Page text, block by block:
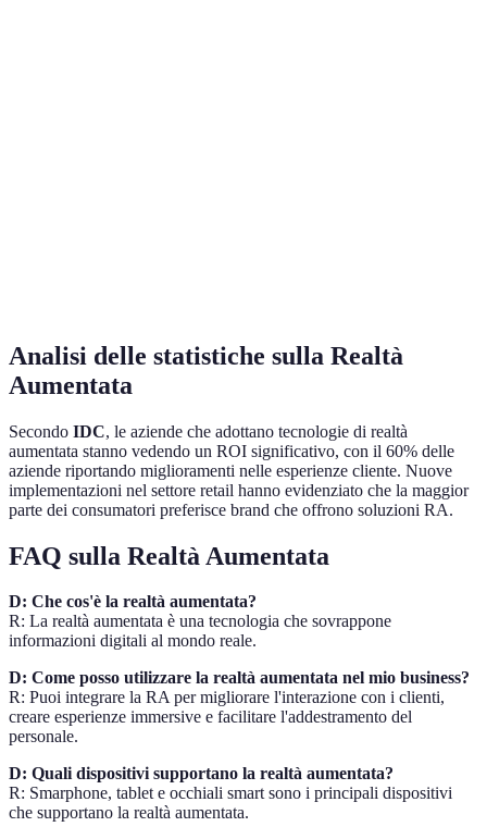
Analisi delle statistiche sulla Realtà
Aumentata
Secondo IDC, le aziende che adottano tecnologie di realtà
aumentata stanno vedendo un ROI significativo, con il 60% delle
aziende riportando miglioramenti nelle esperienze cliente. Nuove
implementazioni nel settore retail hanno evidenziato che la maggior
parte dei consumatori preferisce brand che offrono soluzioni RA.
FAQ sulla Realtà Aumentata
D: Che cos'è la realtà aumentata?
R: La realtà aumentata è una tecnologia che sovrappone
informazioni digitali al mondo reale.
D: Come posso utilizzare la realtà aumentata nel mio business?
R: Puoi integrare la RA per migliorare l'interazione con i clienti,
creare esperienze immersive e facilitare l'addestramento del
personale.
D: Quali dispositivi supportano la realtà aumentata?
R: Smarphone, tablet e occhiali smart sono i principali dispositivi
che supportano la realtà aumentata.